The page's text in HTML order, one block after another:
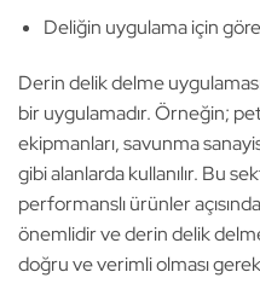
Deliğin uygulama için
Derin delik delme
bir uygulamadır. Örneğin;
ekipmanları, savunma
gibi alanlarda kullanılır. Bu
performanslı ürünler
önemlidir ve derin delik
doğru ve verimli olması